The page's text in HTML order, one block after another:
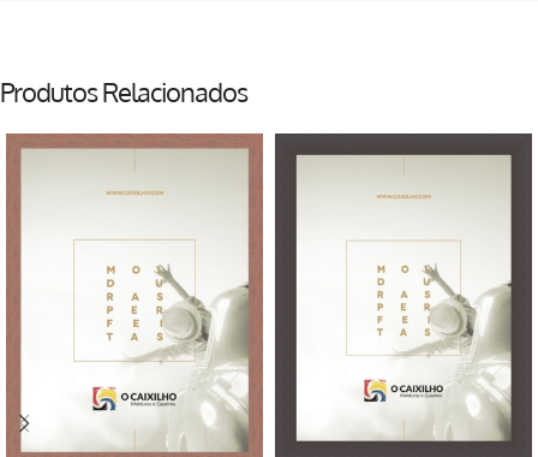
Produtos Relacionados